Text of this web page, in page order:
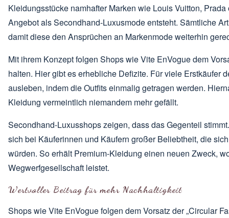
Kleidungsstücke namhafter Marken wie Louis Vuitton,
Angebot als Secondhand-Luxusmode entsteht. Sämtliche
damit diese den Ansprüchen an Markenmode weiterhin
Mit ihrem Konzept folgen Shops wie Vite EnVogue dem
halten. Hier gibt es erhebliche Defizite. Für viele Erstkäufer
ausleben, indem die Outfits einmalig getragen werden.
Kleidung vermeintlich niemandem mehr gefällt.
Secondhand-Luxusshops zeigen, dass das Gegenteil
sich bei Käuferinnen und Käufern großer Beliebtheit, die
würden. So erhält Premium-Kleidung einen neuen Zweck,
Wegwerfgesellschaft leistet.
Wertvoller Beitrag für mehr Nachhaltigkeit
Shops wie Vite EnVogue folgen dem Vorsatz der „Circular